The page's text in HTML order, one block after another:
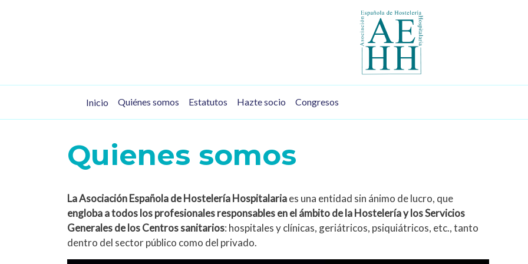
Navegación principal
Inicio Quiénes somos Estatutos Hazte socio Congresos
Quienes somos
La Asociación Española de Hostelería Hospitalariaes una entidad sin ánimo de lucro, que
engloba a todos los profesionales responsables en el ámbito de la Hostelería y los Servicios
Generales de los Centros sanitarios: hospitales y clínicas, geriátricos, psiquiátricos, etc., tanto
dentro del sector público como del privado.